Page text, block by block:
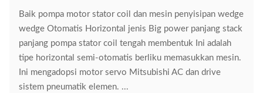
Baik pompa motor stator coil dan mesin penyisipan wedge
wedge Otomatis Horizontal jenis Big power panjang stack
panjang pompa stator coil tengah membentuk Ini adalah
tipe horizontal semi-otomatis berliku memasukkan mesin.
Ini mengadopsi motor servo Mitsubishi AC dan drive
sistem pneumatik elemen. ...